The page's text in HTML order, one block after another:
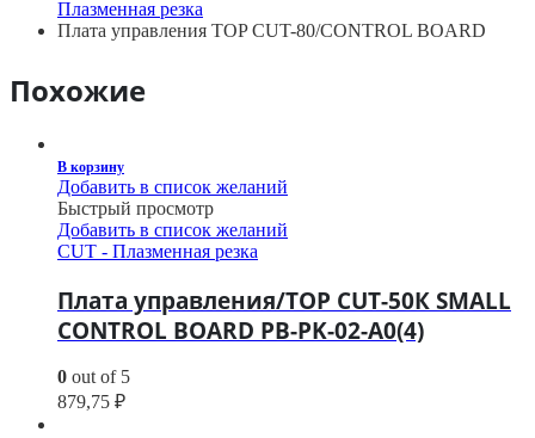
Плазменная резка
Плата управления TOP CUT-80/CONTROL BOARD
Похожие
В корзину
Добавить в список желаний
Быстрый просмотр
Добавить в список желаний
CUT - Плазменная резка
Плата управления/TOP CUT-50К SMALL
CONTROL BOARD PB-PK-02-A0(4)
0 out of 5
879,75 ₽